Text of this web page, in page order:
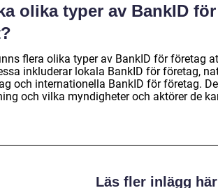
olika typer av BankID
flera olika typer av BankID för företag
inkluderar lokala BankID för företag,
och internationella BankID för företag.
och vilka myndigheter och aktörer de
Läs fler inlägg här